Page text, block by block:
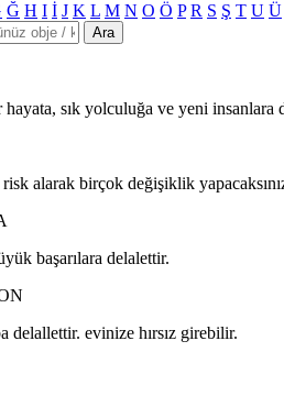
Ğ H I İ J K L M N O Ö P R S Ş T U Ü
Ara
sık yolculuğa ve yeni insanlara
risk alarak birçok değişiklik
başarılara delalettir.
delallettir. evinize hırsız girebilir.